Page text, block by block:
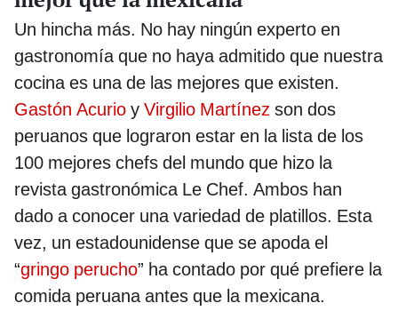
Un hincha más. No hay ningún experto en
gastronomía que no haya admitido que nuestra
cocina es una de las mejores que existen.
Gastón Acurio y Virgilio Martínez son dos
peruanos que lograron estar en la lista de los
100 mejores chefs del mundo que hizo la
revista gastronómica Le Chef. Ambos han
dado a conocer una variedad de platillos. Esta
vez, un estadounidense que se apoda el
“gringo perucho” ha contado por qué prefiere la
comida peruana antes que la mexicana.